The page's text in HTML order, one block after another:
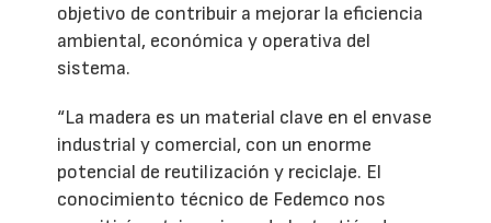
objetivo de contribuir a mejorar la eficiencia
ambiental, económica y operativa del
sistema.
“La madera es un material clave en el envase
industrial y comercial, con un enorme
potencial de reutilización y reciclaje. El
conocimiento técnico de Fedemco nos